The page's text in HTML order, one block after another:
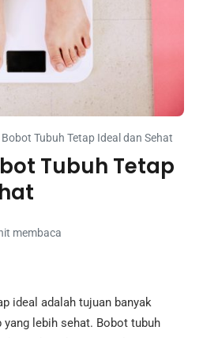
Tubuh Tetap Ideal dan Sehat
Tubuh Tetap
membaca
ideal adalah tujuan banyak
lebih sehat. Bobot tubuh